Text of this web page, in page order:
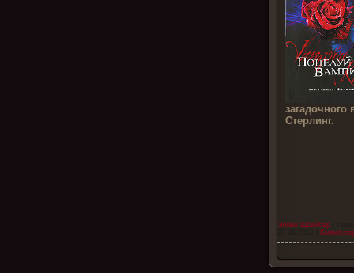
загадочного
Стерлинг.
Эллен Шрайбер